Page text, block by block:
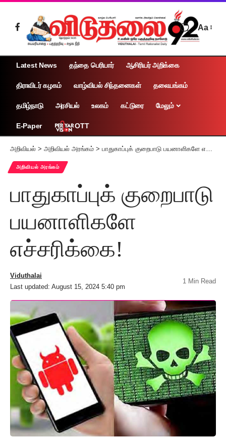
Aa
Latest News தந்தை பெரியார் ஆசிரியர் அறிக்கை
திராவிடர் கழகம் வாழ்வியல் சிந்தனைகள் தலையங்கம்
தமிழ்நாடு அரசியல் உலகம் கட்டுரை மேலும்
E-Paper OTT
அறிவியல் > அறிவியல் அரங்கம் > பாதுகாப்புக் குறைபாடு பயனாளிகளே எச்சரிக்கை!
அறிவியல் அரங்கம்
பாதுகாப்புக் குறைபாடு
பயனாளிகளே
எச்சரிக்கை!
Last updated: August 15, 2024 5:40 pm
Viduthalai
1 Min Read